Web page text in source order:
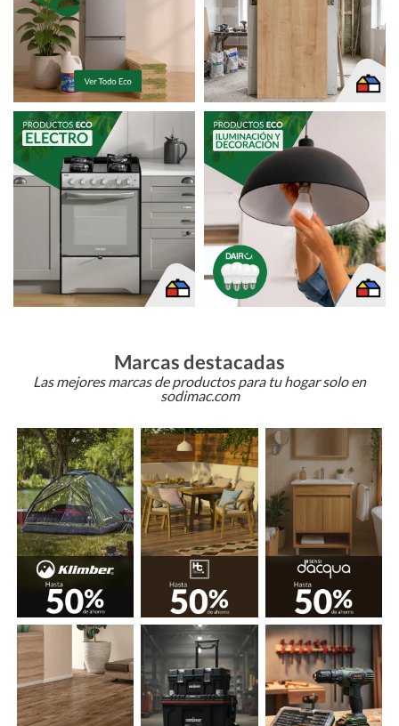
Marcas destacadas
Las mejores marcas de productos para tu hogar solo en
sodimac.com